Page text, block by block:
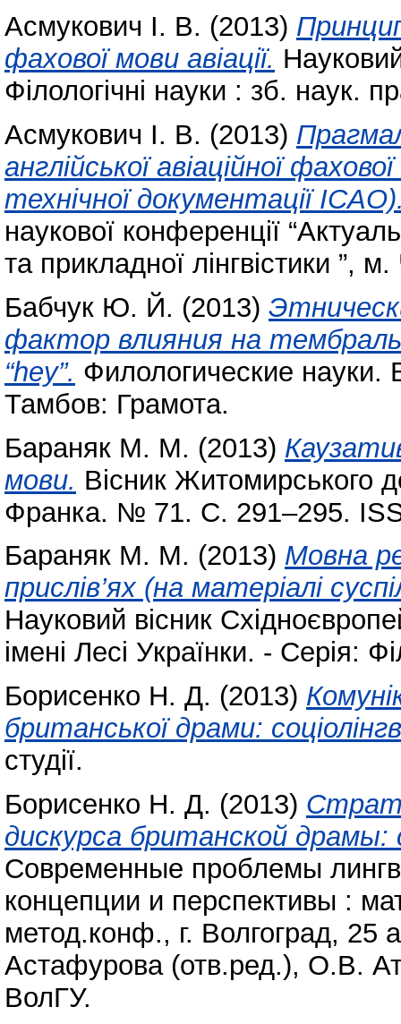
Асмукович І. В. (2013)
фахової мови авіації.
Філологічні науки : зб. наук.
Асмукович І. В. (2013)
англійської авіаційної
технічної документації
наукової конференції
та прикладної лінгвістики ”,
Бабчук Ю. Й. (2013)
фактор влияния на
“hey”. Филологические науки.
Тамбов: Грамота.
Бараняк М. М. (2013)
мови. Вісник Житомирського
Франка. № 71. С. 291–295.
Бараняк М. М. (2013) Мовна
прислів’ях (на матеріалі
Науковий вісник
імені Лесі Українки. - Серія:
Борисенко Н. Д. (2013)
британської драми:
студії.
Борисенко Н. Д. (2013)
дискурса британской
Современные проблемы
концепции и перспективы :
метод.конф., г. Волгоград, 25
Астафурова (отв.ред.), О.В.
ВолГУ.